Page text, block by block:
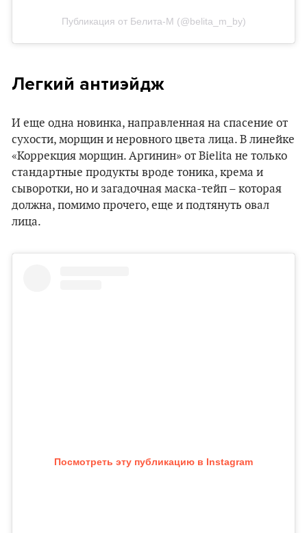
Публикация от Белита-М (@belita_m_by)
Легкий антиэйдж
И еще одна новинка, направленная на спасение от
сухости, морщин и неровного цвета лица. В линейке
«Коррекция морщин. Аргинин» от Bielita не только
стандартные продукты вроде тоника, крема и
сыворотки, но и загадочная маска-тейп – которая
должна, помимо прочего, еще и подтянуть овал
лица.
Посмотреть эту публикацию в Instagram